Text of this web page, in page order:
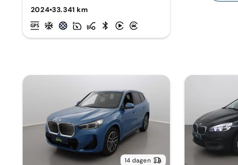
2024•33.341 km
14 dagen